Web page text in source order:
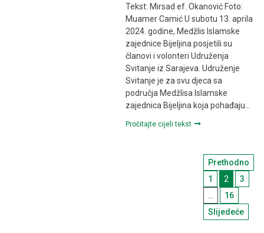
Tekst: Mirsad ef. Okanović Foto:
Muamer Camić U subotu 13. aprila
2024. godine, Medžlis Islamske
zajednice Bijeljina posjetili su
članovi i volonteri Udruženja
Svitanje iz Sarajeva. Udruženje
Svitanje je za svu djeca sa
područja Medžlisa Islamske
zajednica Bijeljina koja pohađaju…
Pročitajte cijeli tekst
Prethodno
1
2
3
…
16
Slijedeće